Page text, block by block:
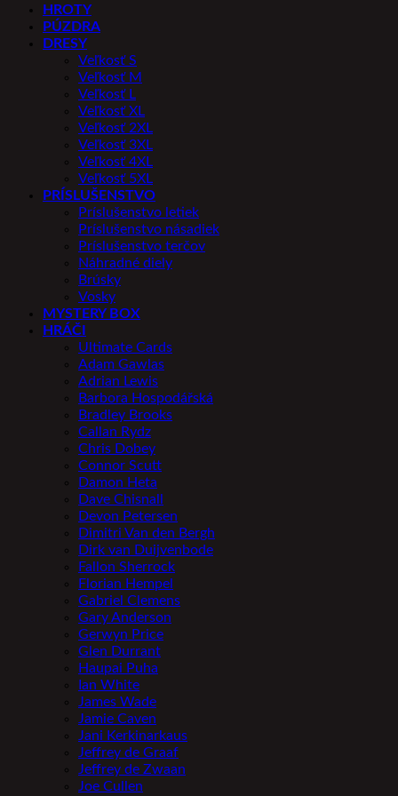
HROTY
PÚZDRA
DRESY
Veľkosť S
Veľkosť M
Veľkosť L
Veľkosť XL
Veľkosť 2XL
Veľkosť 3XL
Veľkosť 4XL
Veľkosť 5XL
PRÍSLUŠENSTVO
Príslušenstvo letiek
Príslušenstvo násadiek
Príslušenstvo terčov
Náhradné diely
Brúsky
Vosky
MYSTERY BOX
HRÁČI
Ultimate Cards
Adam Gawlas
Adrian Lewis
Barbora Hospodářská
Bradley Brooks
Callan Rydz
Chris Dobey
Connor Scutt
Damon Heta
Dave Chisnall
Devon Petersen
Dimitri Van den Bergh
Dirk van Duijvenbode
Fallon Sherrock
Florian Hempel
Gabriel Clemens
Gary Anderson
Gerwyn Price
Glen Durrant
Haupai Puha
Ian White
James Wade
Jamie Caven
Jani Kerkinarkaus
Jeffrey de Graaf
Jeffrey de Zwaan
Joe Cullen